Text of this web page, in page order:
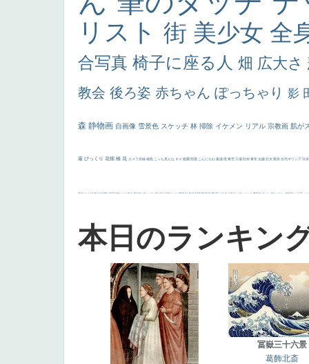
リスト 街 美少女 全
合写真 椅子に座る人 畑 広大さ
教会 後ろ姿 赤ちゃん ぽっちゃり 影
森 静物画 自画像 雪景色 スケッチ 林 掃除 イケメン リアル 宗教画 肌が
厳 びっくり 花畑 橋 花 カメラ目線 補色 こっち見んな キス 庭園 部屋 こんにちわ 素描 塔 青空 工場 巨木 青年 太陽 壮大 着衣 古代ギリシア 日
画質 last ヴィーナス 剣 白人少女 食事中 山本芳翠 麦 alciato ハーレム 女神 ローマ教皇 奥行き 火起こし シスター 東方の三博士 114514 かっこいい 受胎告知 天から覗き込む顔 設計図 挿絵 群衆 親子 裸婦 可愛い ピサロ ＃名画で学ぶ「たるみ」 ニーソックス 躍動感 黄色 こわい コート 畦道 レンブラント・ sekkusu 暖かい バブみ 靴下 ショッ
本日のランキン
冨嶽三十六景
葛飾北斎